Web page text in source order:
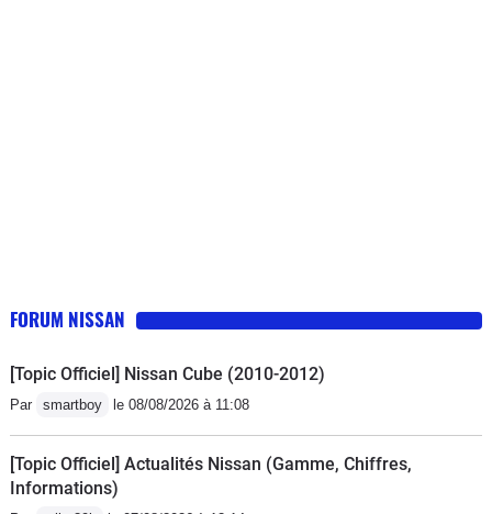
FORUM NISSAN
[Topic Officiel] Nissan Cube (2010-2012)
Par smartboy le 08/08/2026 à 11:08
[Topic Officiel] Actualités Nissan (Gamme, Chiffres,
Informations)